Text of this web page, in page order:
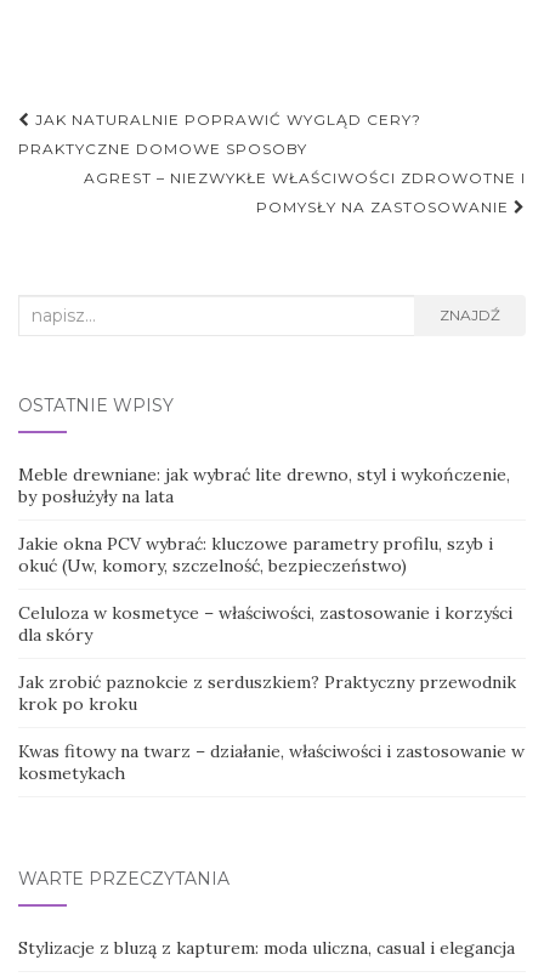
Nawigacja
postu
JAK NATURALNIE POPRAWIĆ WYGLĄD CERY?
PRAKTYCZNE DOMOWE SPOSOBY
AGREST – NIEZWYKŁE WŁAŚCIWOŚCI ZDROWOTNE I
POMYSŁY NA ZASTOSOWANIE
Search
ZNAJDŹ
OSTATNIE WPISY
Meble drewniane: jak wybrać lite drewno, styl i wykończenie,
by posłużyły na lata
Jakie okna PCV wybrać: kluczowe parametry profilu, szyb i
okuć (Uw, komory, szczelność, bezpieczeństwo)
Celuloza w kosmetyce – właściwości, zastosowanie i korzyści
dla skóry
Jak zrobić paznokcie z serduszkiem? Praktyczny przewodnik
krok po kroku
Kwas fitowy na twarz – działanie, właściwości i zastosowanie w
kosmetykach
WARTE PRZECZYTANIA
Stylizacje z bluzą z kapturem: moda uliczna, casual i elegancja